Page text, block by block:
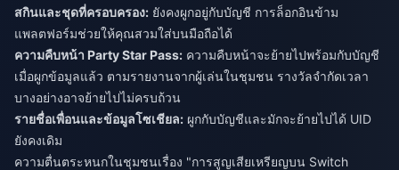
สกินและชุดที่ครอบครอง: ยังคงผูกอยู่กับบัญชี การล็อกอินข้าม
แพลตฟอร์มช่วยให้คุณสวมใส่บนมือถือได้
ความคืบหน้า Party Star Pass: ความคืบหน้าจะย้ายไปพร้อมกับบัญชี
เมื่อผูกข้อมูลแล้ว ตามรายงานจากผู้เล่นในชุมชน รางวัลจำกัดเวลา
บางอย่างอาจย้ายไปไม่ครบถ้วน
รายชื่อเพื่อนและข้อมูลโซเชียล: ผูกกับบัญชีและมักจะย้ายไปได้ UID
ยังคงเดิม
ความตื่นตระหนกในชุมชนเรื่อง "การสูญเสียเหรียญบน Switch